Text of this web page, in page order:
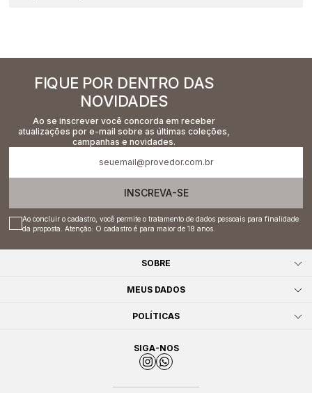
FIQUE POR DENTRO DAS
NOVIDADES
Ao se inscrever você concorda em receber
atualizações por e-mail sobre as últimas coleções,
campanhas e novidades.
INSCREVA-SE
Ao concluir o cadastro, você permite o tratamento de dados pessoais para finalidade
da proposta. Atenção: O cadastro é para maior de 18 anos.
SOBRE
MEUS DADOS
POLÍTICAS
SIGA-NOS